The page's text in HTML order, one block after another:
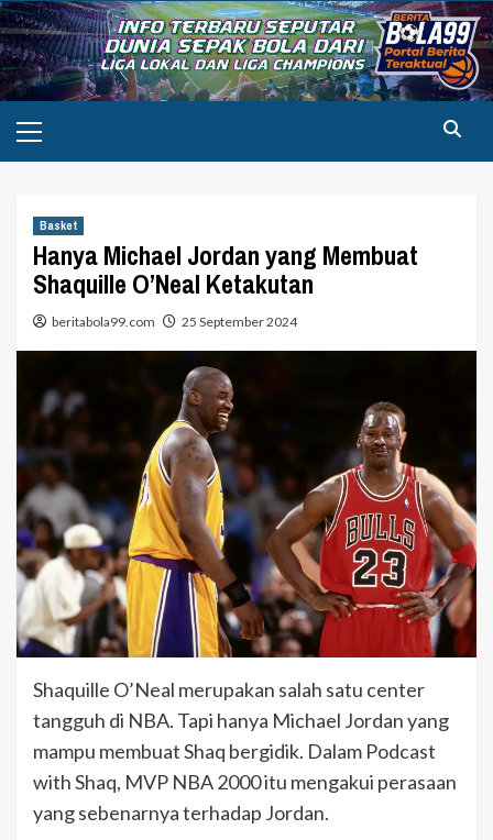
Skip
to
content
Menu
Basket
Hanya Michael Jordan yang Membuat
Shaquille O’Neal Ketakutan
beritabola99.com 25 September 2024
Shaquille O’Neal merupakan salah satu center
tangguh di NBA. Tapi hanya Michael Jordan yang
mampu membuat Shaq bergidik. Dalam Podcast
with Shaq, MVP NBA 2000 itu mengakui perasaan
yang sebenarnya terhadap Jordan.